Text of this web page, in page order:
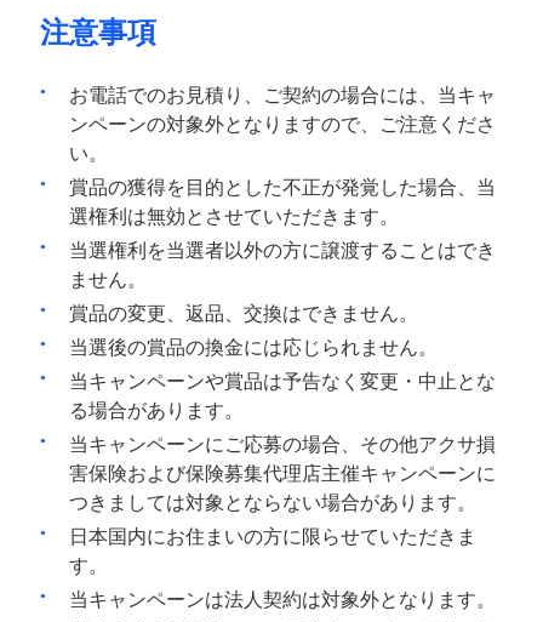
注意事項
お電話でのお見積り、ご契約の場合には、当キャ
ンペーンの対象外となりますので、ご注意くださ
い。
賞品の獲得を目的とした不正が発覚した場合、当
選権利は無効とさせていただきます。
当選権利を当選者以外の方に譲渡することはでき
ません。
賞品の変更、返品、交換はできません。
当選後の賞品の換金には応じられません。
当キャンペーンや賞品は予告なく変更・中止とな
る場合があります。
当キャンペーンにご応募の場合、その他アクサ損
害保険および保険募集代理店主催キャンペーンに
つきましては対象とならない場合があります。
日本国内にお住まいの方に限らせていただきま
す。
当キャンペーンは法人契約は対象外となります。